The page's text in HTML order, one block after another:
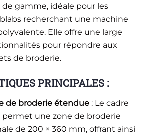
gamme, idéale pour les
recherchant une machine
Elle offre une large
pour répondre aux
de broderie.
PRINCIPALES :
de broderie étendue : Le cadre
permet une zone de broderie
de 200 × 360 mm, offrant ainsi